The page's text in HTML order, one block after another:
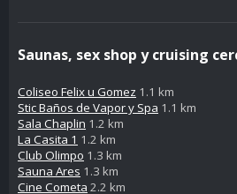
Saunas, sex shop y cruising
Coliseo Felix u Gomez 1.1 km
Stic Baños de Vapor y Spa 1.1 km
Sala Chaplin 1.2 km
La Casita 1 1.2 km
Club Olimpo 1.3 km
Sauna Ares 1.3 km
Cine Cometa 2.2 km